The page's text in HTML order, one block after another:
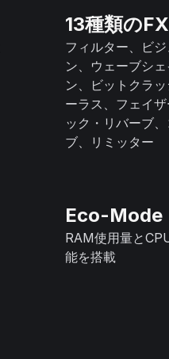
13種類の
フィルター、ビ
ン、ウェーブシ
ン、ビットクラ
ーラス、フェイ
ック・リバーブ
ブ、リミッター
Eco-Mode
RAM使用量と
能を搭載